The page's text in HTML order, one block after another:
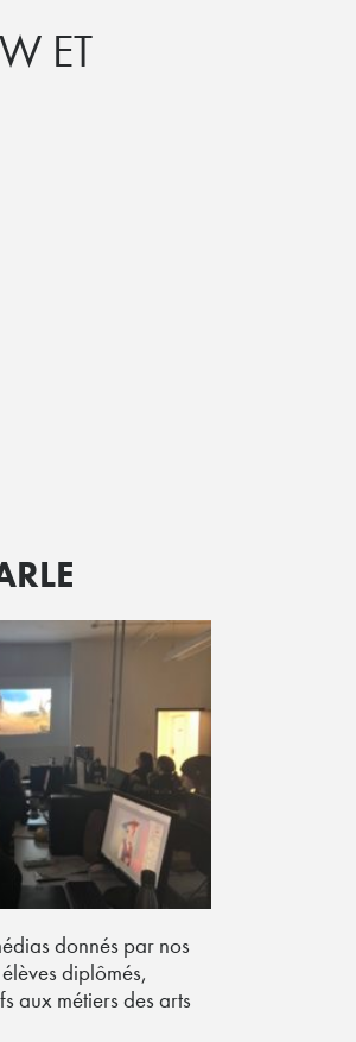
ET
donnés par nos
diplômés,
aux métiers des arts